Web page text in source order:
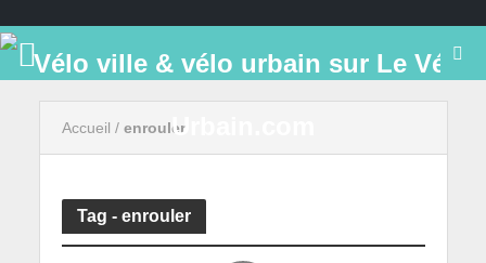
Accueil / enrouler
Tag - enrouler